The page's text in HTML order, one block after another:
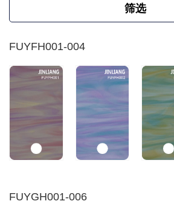
筛选
FUYFH001-004
FUYGH001-006